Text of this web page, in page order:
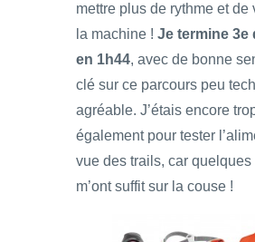
mettre plus de rythme et de
la machine ! Je termine 3e
en 1h44, avec de bonne
clé sur ce parcours peu
agréable. J’étais encore
également pour tester
vue des trails, car quelques
m’ont suffit sur la couse !